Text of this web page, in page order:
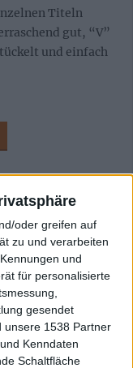
oder greifen auf
zu und verarbeiten
und
für personalisierte
gesendet
unsere 1538 Partner
Kenndaten
Schaltfläche
Titeln
gut, “V”
und einfach